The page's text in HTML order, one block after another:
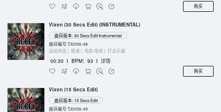
购买
Vixen (30 Secs Edit) (INSTRUMENTAL)
曲目版本: 30 Secs Edit Instrumental
曲目编号:TJ0056-48
运动状态 | 摇滚 | 电影/电视 | 打击乐器
00:30 I BPM：93 I 详情
购买
Vixen (15 Secs Edit)
曲目版本: 15 Secs Edit
曲目编号:TJ0056-49